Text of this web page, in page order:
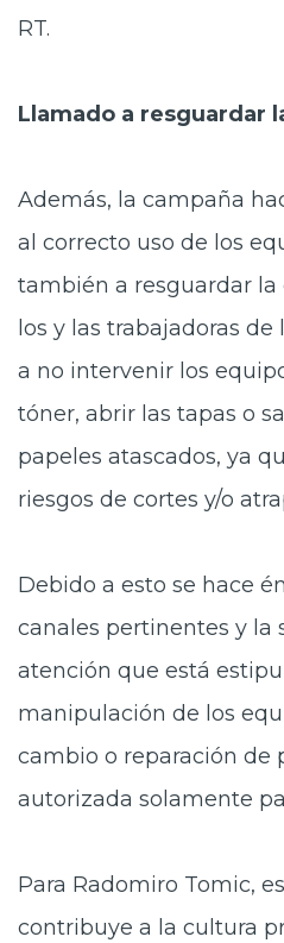
RT.
Llamado a resguardar
Además, la campaña
al correcto uso de los
también a resguardar
los y las trabajadoras
a no intervenir los
tóner, abrir las tapas o
papeles atascados, ya
riesgos de cortes y/o
Debido a esto se hace
canales pertinentes y la
atención que está
manipulación de los
cambio o reparación de
autorizada solamente
Para Radomiro Tomic,
contribuye a la cultura